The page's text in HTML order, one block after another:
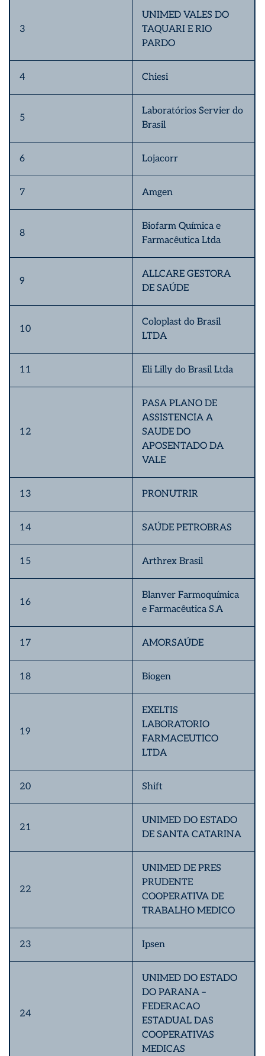
3
UNIMED VALES DO
TAQUARI E RIO
PARDO
4 Chiesi
5
Laboratórios Servier do
Brasil
6 Lojacorr
7 Amgen
8
Biofarm Química e
Farmacêutica Ltda
9
ALLCARE GESTORA
DE SAÚDE
10
Coloplast do Brasil
LTDA
11 Eli Lilly do Brasil Ltda
12
PASA PLANO DE
ASSISTENCIA A
SAUDE DO
APOSENTADO DA
VALE
13 PRONUTRIR
14 SAÚDE PETROBRAS
15 Arthrex Brasil
16
Blanver Farmoquímica
e Farmacêutica S.A
17 AMORSAÚDE
18 Biogen
19
EXELTIS
LABORATORIO
FARMACEUTICO
LTDA
20 Shift
21
UNIMED DO ESTADO
DE SANTA CATARINA
22
UNIMED DE PRES
PRUDENTE
COOPERATIVA DE
TRABALHO MEDICO
23 Ipsen
24
UNIMED DO ESTADO
DO PARANA –
FEDERACAO
ESTADUAL DAS
COOPERATIVAS
MEDICAS